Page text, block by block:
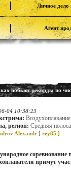
Личное дело
Агент
побьют рекорды по
04 10:38:23
регион: Средняя полоса
Alexandr [ rey85 ]
соревнование
примут